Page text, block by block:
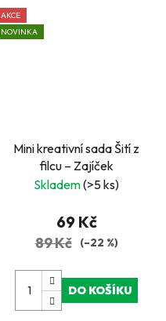
AKCE
NOVINKA
Mini kreativní sada Šití z
filcu – Zajíček
Skladem(>5 ks)
69 Kč
89 Kč (–22 %)
DO KOŠÍKU